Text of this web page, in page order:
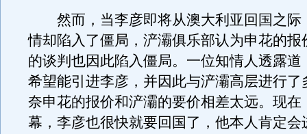
然而，当李彦即将从澳大利亚回国之际
情却陷入了僵局，浐灞俱乐部认为申花的报
的谈判也因此陷入僵局。一位知情人透露道
希望能引进李彦，并因此与浐灞高层进行了
奈申花的报价和浐灞的要价相差太远。现在
幕，李彦也很快就要回国了，他本人肯定会